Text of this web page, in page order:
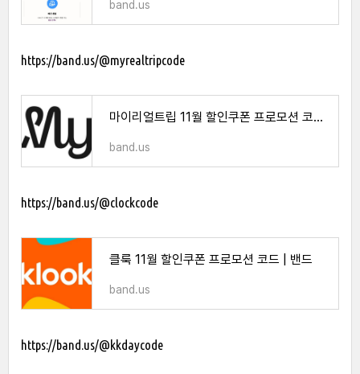
band.us
https://band.us/@myrealtripcode
마이리얼트립 11월 할인쿠폰 프로모션 코드 | 밴드
band.us
https://band.us/@clockcode
클룩 11월 할인쿠폰 프로모션 코드 | 밴드
band.us
https://band.us/@kkdaycode